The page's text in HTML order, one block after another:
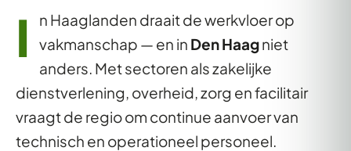
I
n Haaglanden draait de werkvloer op
vakmanschap — en in Den Haagniet
anders. Met sectoren als zakelijke
dienstverlening, overheid, zorg en facilitair
vraagt de regio om continue aanvoer van
technisch en operationeel personeel.